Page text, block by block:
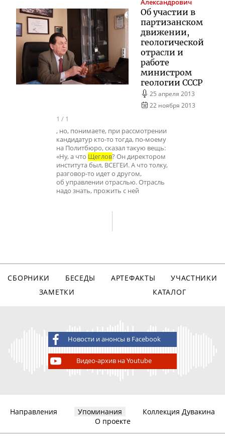
Александрович
Об участии в
партизанском
движении,
геологической
отрасли и
работе
министром
геологии СССР
25 апреля 2013
22 ноября 2013
1 / 1
, но, понимаете, при рассмотрении
кандидатур кто-то тогда, по-моему
на Политбюро, сказал такую вещь:
«Ну, а что Щеглов? Он директором
института был, ВСЕГЕИ. А что толку,
разговор-то идет о другом,
об управлении отраслью. Отрасль
надо знать, прожить с ней
СБОРНИКИ БЕСЕДЫ АРТЕФАКТЫ
УЧАСТНИКИ
ЗАМЕТКИ
КАТАЛОГ
Новости и анонсы в Facebook
Видео-архив на Youtube
Направления Упоминания
Коллекция Дувакина
О проекте